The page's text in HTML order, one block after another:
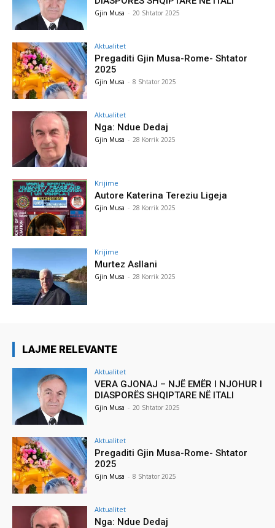
Gjin Musa - 20 Shtator 2025
Aktualitet
Pregaditi Gjin Musa-Rome- Shtator
2025
Gjin Musa - 8 Shtator 2025
Aktualitet
Nga: Ndue Dedaj
Gjin Musa - 28 Korrik 2025
Krijime
Autore Katerina Tereziu Ligeja
Gjin Musa - 28 Korrik 2025
Krijime
Murtez Asllani
Gjin Musa - 28 Korrik 2025
LAJME RELEVANTE
Aktualitet
VERA GJONAJ – NJË EMËR I NJOHUR I
DIASPORËS SHQIPTARE NË ITALI
Gjin Musa - 20 Shtator 2025
Aktualitet
Pregaditi Gjin Musa-Rome- Shtator
2025
Gjin Musa - 8 Shtator 2025
Aktualitet
Nga: Ndue Dedaj